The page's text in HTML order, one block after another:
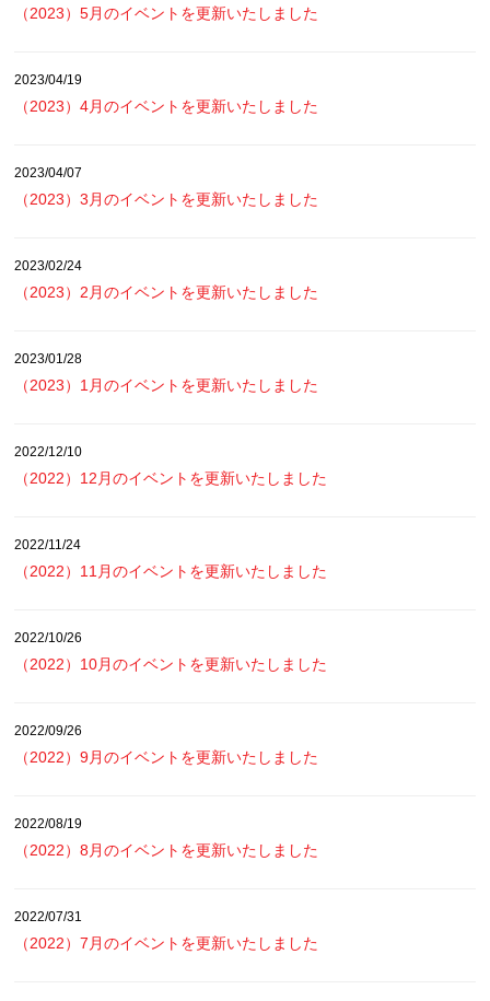
（2023）5月のイベントを更新いたしました
2023/04/19
（2023）4月のイベントを更新いたしました
2023/04/07
（2023）3月のイベントを更新いたしました
2023/02/24
（2023）2月のイベントを更新いたしました
2023/01/28
（2023）1月のイベントを更新いたしました
2022/12/10
（2022）12月のイベントを更新いたしました
2022/11/24
（2022）11月のイベントを更新いたしました
2022/10/26
（2022）10月のイベントを更新いたしました
2022/09/26
（2022）9月のイベントを更新いたしました
2022/08/19
（2022）8月のイベントを更新いたしました
2022/07/31
（2022）7月のイベントを更新いたしました